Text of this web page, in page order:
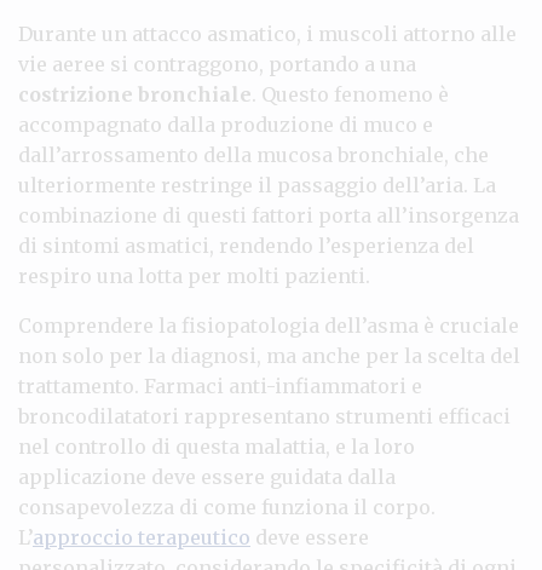
Durante un attacco asmatico, i muscoli attorno alle
vie aeree si contraggono, portando a una
costrizione bronchiale. Questo fenomeno è
accompagnato dalla produzione di muco e
dall’arrossamento della mucosa bronchiale, che
ulteriormente restringe il passaggio dell’aria. La
combinazione di questi fattori porta all’insorgenza
di sintomi asmatici, rendendo l’esperienza del
respiro una lotta per molti pazienti.
Comprendere la fisiopatologia dell’asma è cruciale
non solo per la diagnosi, ma anche per la scelta del
trattamento. Farmaci anti-infiammatori e
broncodilatatori rappresentano strumenti efficaci
nel controllo di questa malattia, e la loro
applicazione deve essere guidata dalla
consapevolezza di come funziona il corpo.
L’approccio terapeutico deve essere